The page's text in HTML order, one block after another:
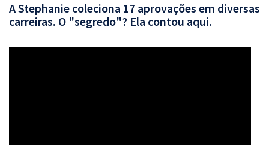
A Stephanie coleciona 17 aprovações em diversas
carreiras. O "segredo"? Ela contou aqui.